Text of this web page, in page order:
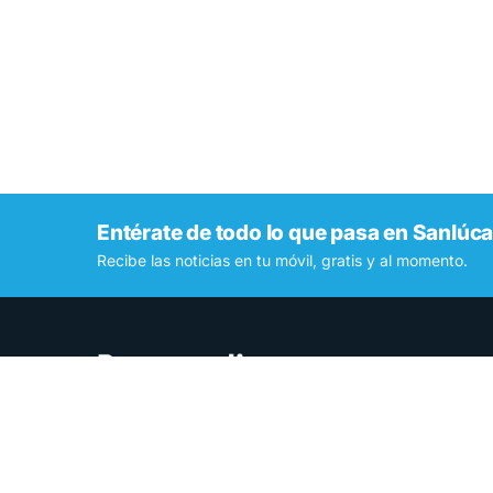
Entérate de todo lo que pasa en
Recibe las noticias en tu móvil, gratis y al momento.